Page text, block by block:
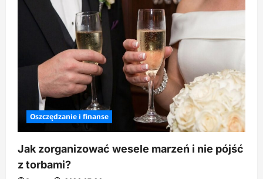
Oszczędzanie i finanse
Jak zorganizować wesele marzeń i nie pójść
z torbami?